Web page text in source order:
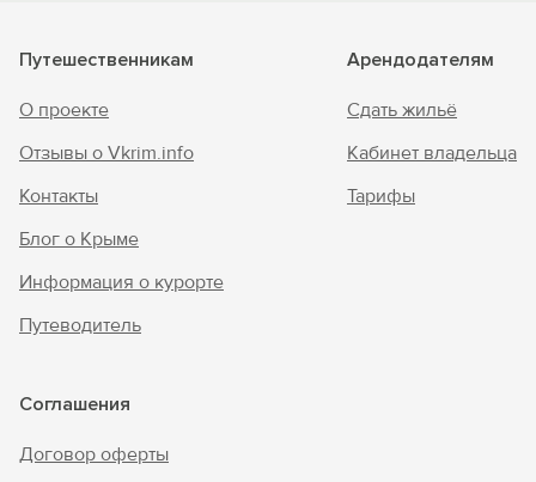
Путешественникам
О проекте
Отзывы о Vkrim.info
Контакты
Блог о Крыме
Информация о курорте
Путеводитель
Арендодателям
Сдать жильё
Кабинет владельца
Тарифы
Соглашения
Договор оферты